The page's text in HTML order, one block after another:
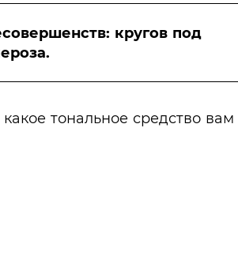
кругов под
тональное средство вам